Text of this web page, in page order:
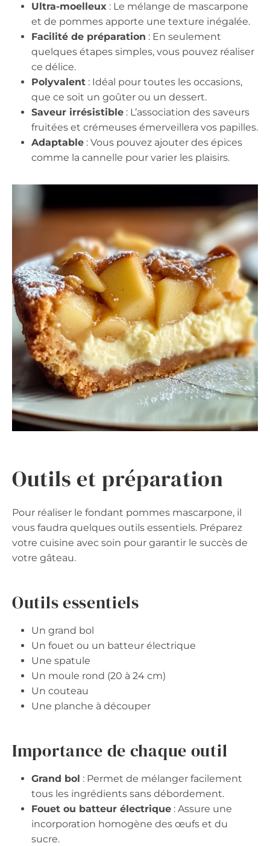
Ultra-moelleux : Le mélange de mascarpone
et de pommes apporte une texture inégalée.
Facilité de préparation : En seulement
quelques étapes simples, vous pouvez réaliser
ce délice.
Polyvalent : Idéal pour toutes les occasions,
que ce soit un goûter ou un dessert.
Saveur irrésistible : L’association des saveurs
fruitées et crémeuses émerveillera vos papilles.
Adaptable : Vous pouvez ajouter des épices
comme la cannelle pour varier les plaisirs.
Outils et préparation
Pour réaliser le fondant pommes mascarpone, il
vous faudra quelques outils essentiels. Préparez
votre cuisine avec soin pour garantir le succès de
votre gâteau.
Outils essentiels
Un grand bol
Un fouet ou un batteur électrique
Une spatule
Un moule rond (20 à 24 cm)
Un couteau
Une planche à découper
Importance de chaque outil
Grand bol : Permet de mélanger facilement
tous les ingrédients sans débordement.
Fouet ou batteur électrique : Assure une
incorporation homogène des œufs et du
sucre.